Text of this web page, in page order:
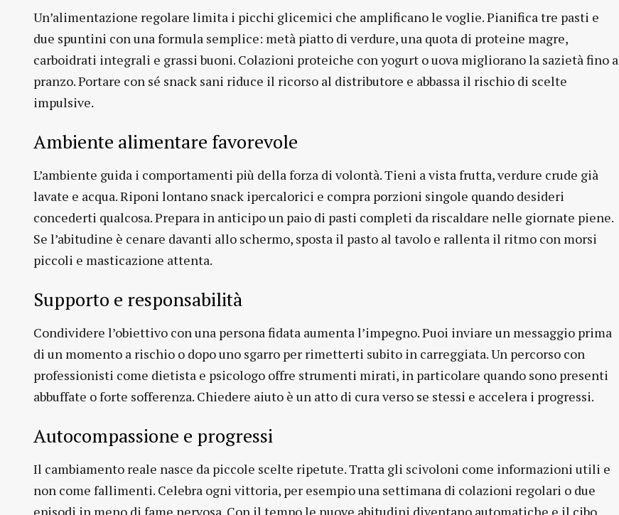
Un’alimentazione regolare limita i picchi glicemici che amplificano le voglie. Pianifica tre pasti e
due spuntini con una formula semplice: metà piatto di verdure, una quota di proteine magre,
carboidrati integrali e grassi buoni. Colazioni proteiche con yogurt o uova migliorano la sazietà fino a
pranzo. Portare con sé snack sani riduce il ricorso al distributore e abbassa il rischio di scelte
impulsive.
Ambiente alimentare favorevole
L’ambiente guida i comportamenti più della forza di volontà. Tieni a vista frutta, verdure crude già
lavate e acqua. Riponi lontano snack ipercalorici e compra porzioni singole quando desideri
concederti qualcosa. Prepara in anticipo un paio di pasti completi da riscaldare nelle giornate piene.
Se l’abitudine è cenare davanti allo schermo, sposta il pasto al tavolo e rallenta il ritmo con morsi
piccoli e masticazione attenta.
Supporto e responsabilità
Condividere l’obiettivo con una persona fidata aumenta l’impegno. Puoi inviare un messaggio prima
di un momento a rischio o dopo uno sgarro per rimetterti subito in carreggiata. Un percorso con
professionisti come dietista e psicologo offre strumenti mirati, in particolare quando sono presenti
abbuffate o forte sofferenza. Chiedere aiuto è un atto di cura verso se stessi e accelera i progressi.
Autocompassione e progressi
Il cambiamento reale nasce da piccole scelte ripetute. Tratta gli scivoloni come informazioni utili e
non come fallimenti. Celebra ogni vittoria, per esempio una settimana di colazioni regolari o due
episodi in meno di fame nervosa. Con il tempo le nuove abitudini diventano automatiche e il cibo